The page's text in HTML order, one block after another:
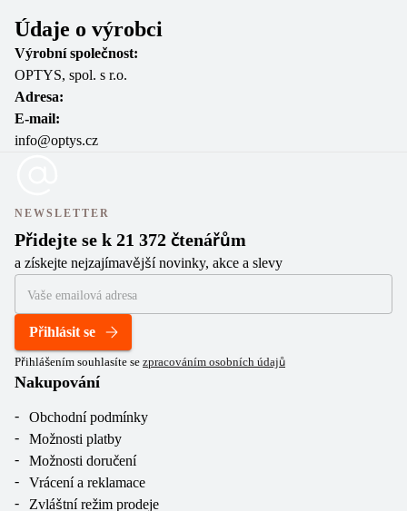
Údaje o výrobci
Výrobní společnost:
OPTYS, spol. s r.o.
Adresa:
E-mail:
info@optys.cz
NEWSLETTER
Přidejte se k 21 372 čtenářům
a získejte nejzajímavější novinky, akce a slevy
Přihlásit se
Přihlášením souhlasíte se zpracováním osobních údajů
Nakupování
Obchodní podmínky
Možnosti platby
Možnosti doručení
Vrácení a reklamace
Zvláštní režim prodeje